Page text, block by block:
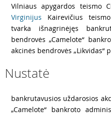
Vilniaus apygardos teismo
Virginijus Kairevičius
tvarka išnagrinėjęs
bendrovės „Camelote“
akcinės bendrovės „Likvidas“
Nustatė
bankrutavusios uždarosios
„Camelote“ bankroto